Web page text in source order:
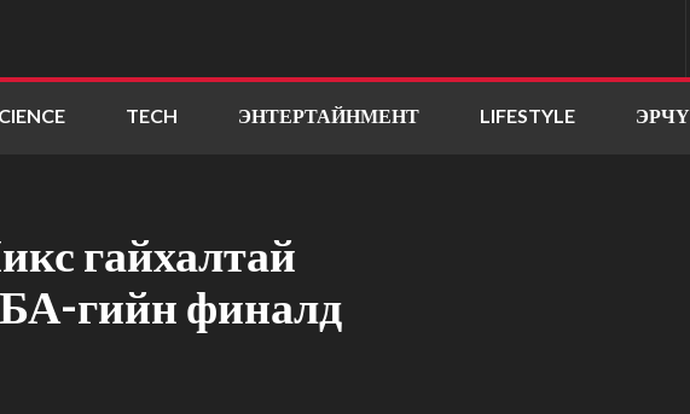
TECH ЭНТЕРТАЙНМЕНТ LIFESTYLE
гайхалтай
гийн финалд